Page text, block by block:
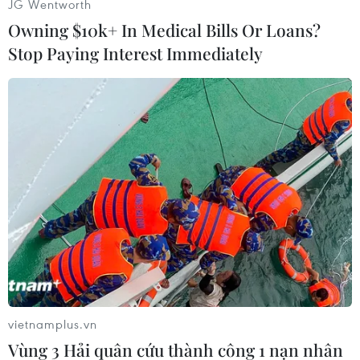
#Liên Xô cũ #KPRF #Bầu cử
#Duma Quốc gia Nga
Theo dõi VietnamPlus
TIN CÙNG CHUYÊN MỤC
Iceland trước cuộc trưng cầu ý dân
JG Wentworth
Owning $10k+ In Medical Bills Or Loans?
Stop Paying Interest Immediately
vietnamplus.vn
Vùng 3 Hải quân cứu thành công 1 nạn nhân